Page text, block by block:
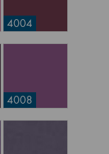
4004
4008